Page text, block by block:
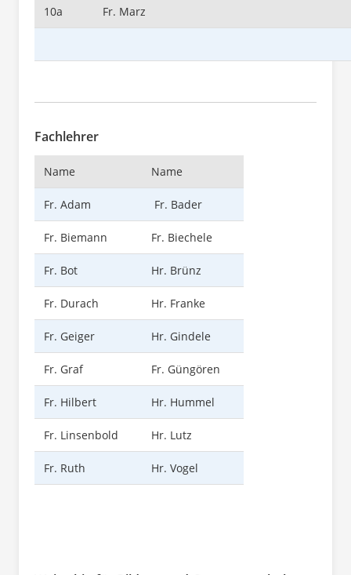
10a Fr. Marz
Fachlehrer
Name Name
Fr. Adam Fr. Bader
Fr. Biemann Fr. Biechele
Fr. Bot Hr. Brünz
Fr. Durach Hr. Franke
Fr. Geiger Hr. Gindele
Fr. Graf Fr. Güngören
Fr. Hilbert Hr. Hummel
Fr. Linsenbold Hr. Lutz
Fr. Ruth Hr. Vogel